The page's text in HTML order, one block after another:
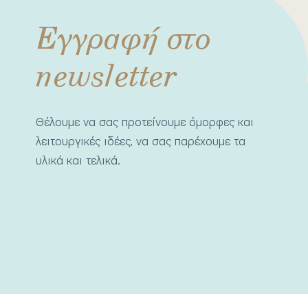
Εγγραφή στο
newsletter
Θέλουμε να σας προτείνουμε όμορφες και
λειτουργικές ιδέες, να σας παρέχουμε τα
υλικά και τελικά.